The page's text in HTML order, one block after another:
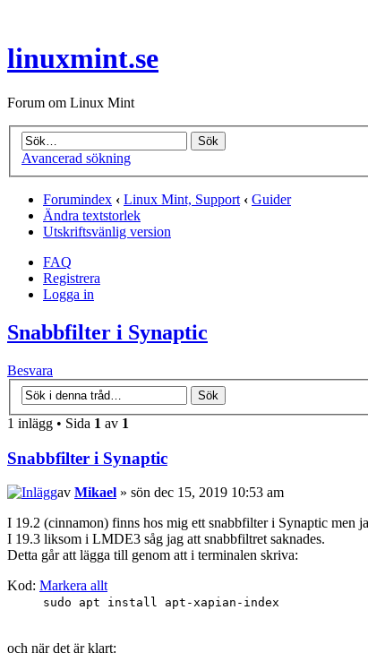
linuxmint.se
Forum om Linux Mint
Avancerad sökning
Forumindex ‹ Linux Mint, Support ‹ Guider
Ändra textstorlek
Utskriftsvänlig version
FAQ
Registrera
Logga in
Snabbfilter i Synaptic
Besvara
1 inlägg • Sida 1 av 1
Snabbfilter i Synaptic
av Mikael » sön dec 15, 2019 10:53 am
I 19.2 (cinnamon) finns hos mig ett snabbfilter i Synaptic men
I 19.3 liksom i LMDE3 såg jag att snabbfiltret saknades.
Detta går att lägga till genom att i terminalen skriva:
Kod: Markera allt
sudo apt install apt-xapian-index
och när det är klart: